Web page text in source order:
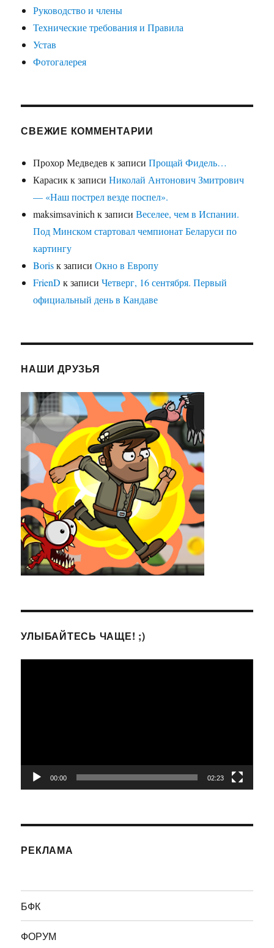
Руководство и члены
Технические требования и Правила
Устав
Фотогалерея
СВЕЖИЕ КОММЕНТАРИИ
Прохор Медведев к записиПрощай Фидель…
Карасикк записиНиколай Антонович Змитрович
— «Наш пострел везде поспел».
maksimsavinich к записиВеселее, чем в Испании.
Под Минском стартовал чемпионат Беларуси по
картингу
Borisк записиОкно в Европу
FrienD к записиЧетверг, 16 сентября. Первый
официальный день в Кандаве
НАШИ ДРУЗЬЯ
УЛЫБАЙТЕСЬ ЧАЩЕ! ;)
00:00 02:23
РЕКЛАМА
БФК
ФОРУМ